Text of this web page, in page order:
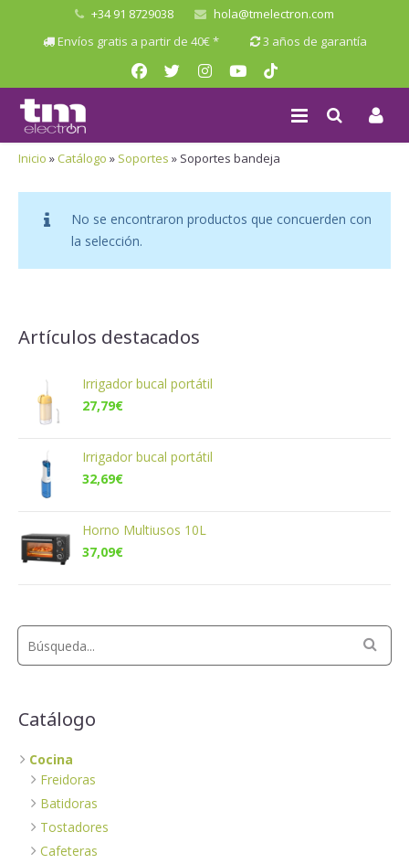
+34 91 8729038
hola@tmelectron.com
Envíos gratis a partir de 40€ *
3 años de garantía
Inicio » Catálogo » Soportes » Soportes bandeja
No se encontraron productos que concuerden con
la selección.
Artículos destacados
Irrigador bucal portátil
27,79€
Irrigador bucal portátil
32,69€
Horno Multiusos 10L
37,09€
Catálogo
Cocina
Freidoras
Batidoras
Tostadores
Cafeteras